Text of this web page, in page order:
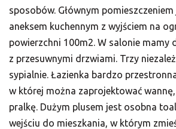
sposobów. Głównym
aneksem kuchennym z wyjściem na
powierzchni 100m2. W salonie mamy
z przesuwnymi drzwiami. Trzy
sypialnie. Łazienka bardzo
w której można zaprojektować
pralkę. Dużym plusem jest osobna
wejściu do mieszkania, w którym